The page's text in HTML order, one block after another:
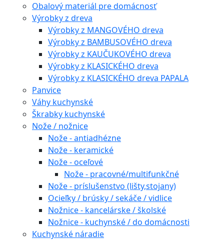
Obalový materiál pre domácnosť
Výrobky z dreva
Výrobky z MANGOVÉHO dreva
Výrobky z BAMBUSOVÉHO dreva
Výrobky z KAUČUKOVÉHO dreva
Výrobky z KLASICKÉHO dreva
Výrobky z KLASICKÉHO dreva PAPALA
Panvice
Váhy kuchynské
Škrabky kuchynské
Nože / nožnice
Nože - antiadhézne
Nože - keramické
Nože - oceľové
Nože - pracovné/multifunkčné
Nože - príslušenstvo (lišty,stojany)
Ocieľky / brúsky / sekáče / vidlice
Nožnice - kancelárske / školské
Nožnice - kuchynské / do domácnosti
Kuchynské náradie